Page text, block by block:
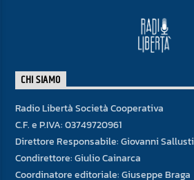
CHI SIAMO
Radio Libertà Società Cooperativa
C.F. e P.IVA: 03749720961
Direttore Responsabile: Giovanni Sallusti
Condirettore: Giulio Cainarca
Coordinatore editoriale: Giuseppe Braga